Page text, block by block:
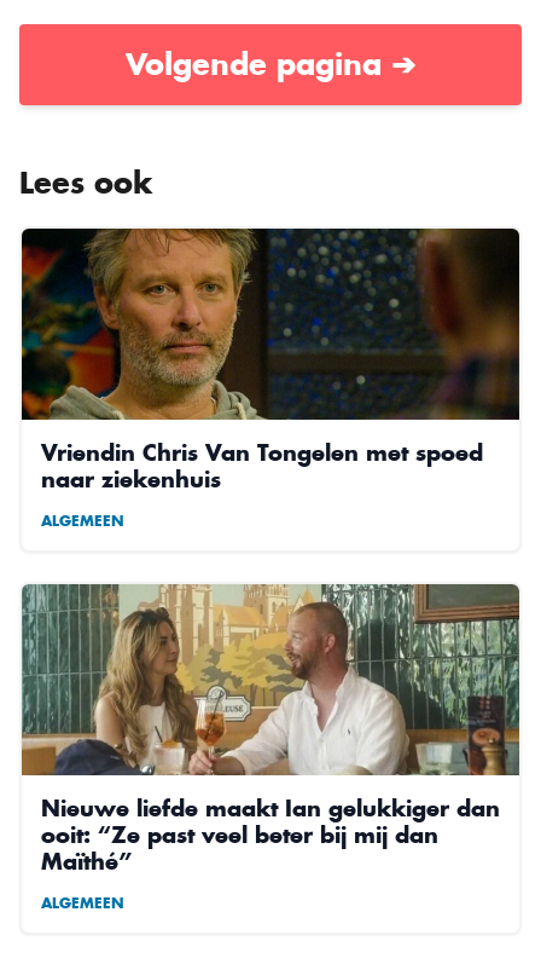
Volgende pagina ➔
Lees ook
Vriendin Chris Van Tongelen met spoed
naar ziekenhuis
ALGEMEEN
Nieuwe liefde maakt Ian gelukkiger dan
ooit: “Ze past veel beter bij mij dan
Maïthé”
ALGEMEEN